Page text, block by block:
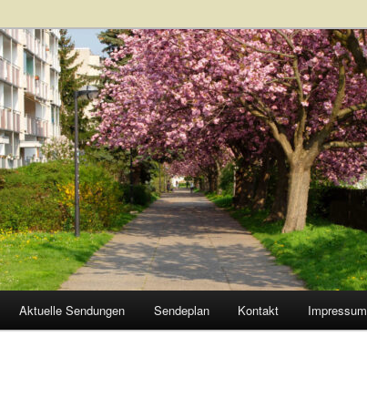
Aktuelle Sendungen Sendeplan Kontakt Impressum